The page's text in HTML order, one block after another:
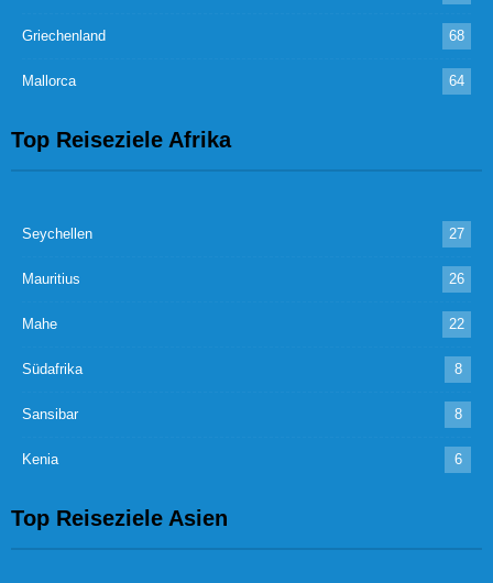
Griechenland 68
Mallorca 64
Top Reiseziele Afrika
Seychellen 27
Mauritius 26
Mahe 22
Südafrika 8
Sansibar 8
Kenia 6
Top Reiseziele Asien